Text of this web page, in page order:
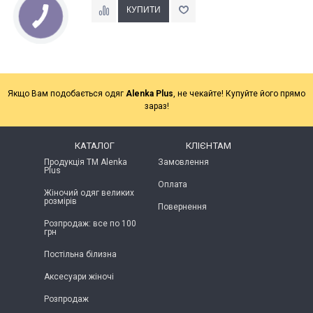
Якщо Вам подобається одяг Alenka Plus, не чекайте! Купуйте його прямо
зараз!
КАТАЛОГ
Продукція ТМ Alenka
Plus
Жіночий одяг великих
розмірів
Розпродаж: все по 100
грн
Постільна білизна
Аксесуари жіночі
Розпродаж
КЛІЄНТАМ
Замовлення
Оплата
Повернення